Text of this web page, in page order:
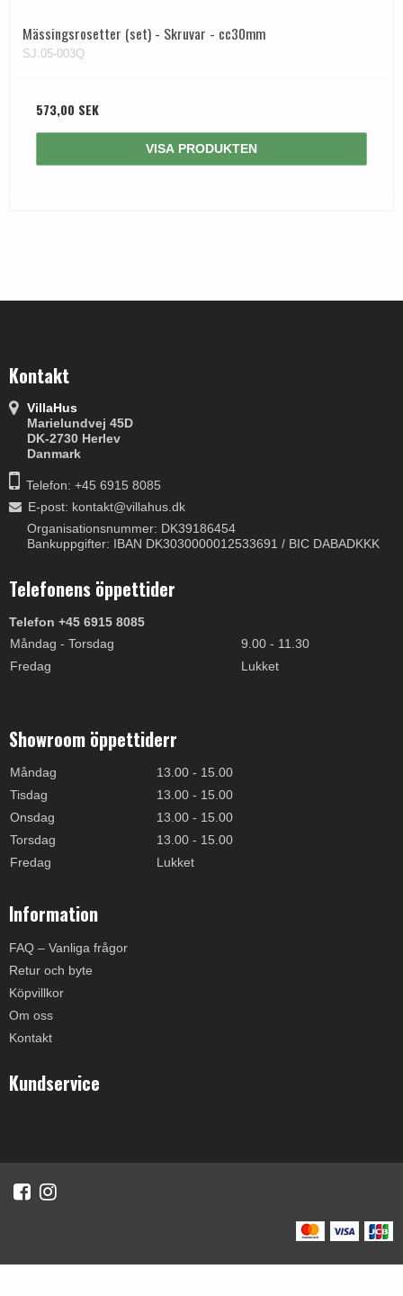
Mässingsrosetter (set) - Skruvar - cc30mm
SJ.05-003Q
573,00 SEK
VISA PRODUKTEN
Kontakt
VillaHus
Marielundvej 45D
DK-2730 Herlev
Danmark
Telefon: +45 6915 8085
E-post: kontakt@villahus.dk
Organisationsnummer: DK39186454
Bankuppgifter: IBAN DK3030000012533691 / BIC DABADKKK
Telefonens öppettider
Telefon +45 6915 8085
Måndag - Torsdag
9.00 - 11.30
Fredag
Lukket
Showroom öppettiderr
Måndag
13.00 - 15.00
Tisdag
13.00 - 15.00
Onsdag
13.00 - 15.00
Torsdag
13.00 - 15.00
Fredag
Lukket
Information
FAQ – Vanliga frågor
Retur och byte
Köpvillkor
Om oss
Kontakt
Kundservice